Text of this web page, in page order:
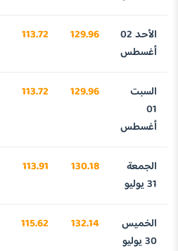
الأحد 02
أغسطس
129.96
113.72
السبت
01
أغسطس
129.96
113.72
الجمعة
31 يوليو
130.18
113.91
الخميس
30 يوليو
132.14
115.62